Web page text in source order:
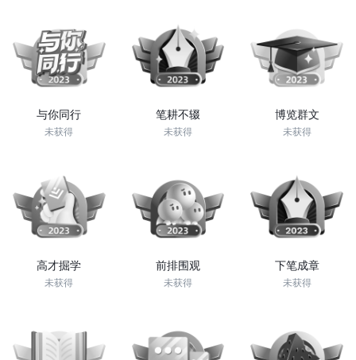
与你同行
未获得
笔耕不辍
未获得
博览群文
未获得
高才掘学
未获得
前排围观
未获得
下笔成章
未获得